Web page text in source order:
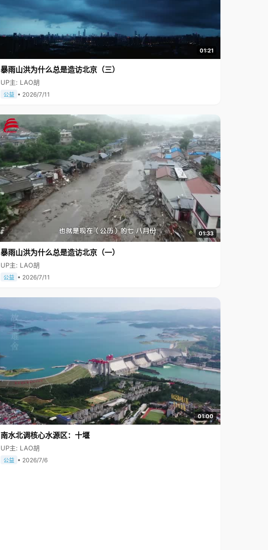
01:21
暴雨山洪为什么总是造访北京（三）
UP主: LAO胡
公益 • 2026/7/11
01:33
暴雨山洪为什么总是造访北京（一）
UP主: LAO胡
公益 • 2026/7/11
01:00
南水北调核心水源区：十堰
UP主: LAO胡
公益 • 2026/7/6